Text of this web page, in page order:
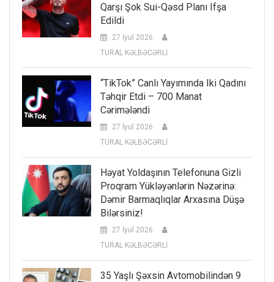
Qarşı Şok Sui-Qəsd Planı Ifşa
Edildi
27 İyul 2026
TURAL KƏLBƏCƏRLİ
“TikTok” Canlı Yayımında Iki Qadını
Təhqir Etdi – 700 Manat
Cərimələndi
27 İyul 2026
TURAL KƏLBƏCƏRLİ
Həyat Yoldaşının Telefonuna Gizli
Proqram Yükləyənlərin Nəzərinə:
Dəmir Barmaqlıqlar Arxasına Düşə
Bilərsiniz!
27 İyul 2026
TURAL KƏLBƏCƏRLİ
35 Yaşlı Şəxsin Avtomobilindən 9